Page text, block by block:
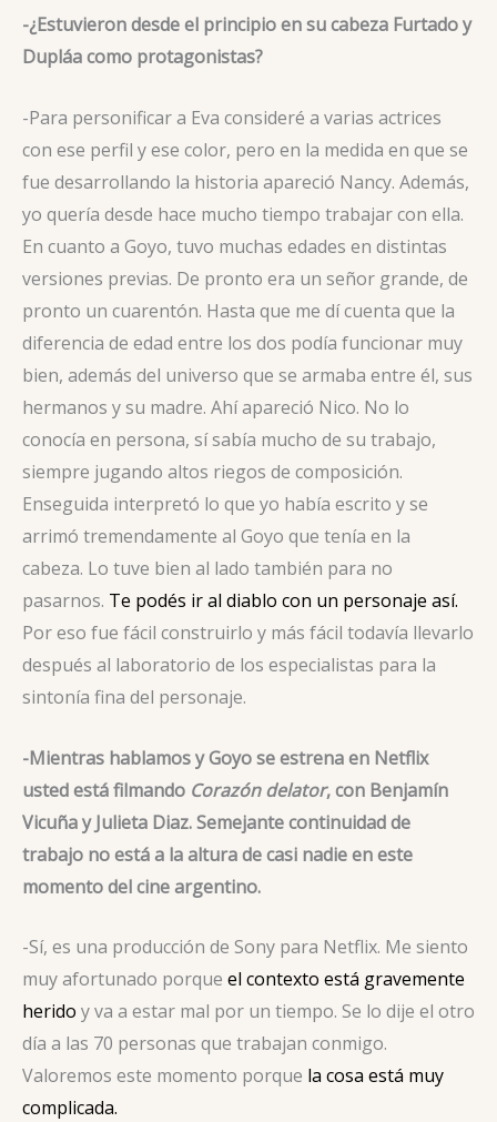
-¿Estuvieron desde el principio en su cabeza Furtado y
Dupláa como protagonistas?
-Para personificar a Eva consideré a varias actrices
con ese perfil y ese color, pero en la medida en que se
fue desarrollando la historia apareció Nancy. Además,
yo quería desde hace mucho tiempo trabajar con ella.
En cuanto a Goyo, tuvo muchas edades en distintas
versiones previas. De pronto era un señor grande, de
pronto un cuarentón. Hasta que me dí cuenta que la
diferencia de edad entre los dos podía funcionar muy
bien, además del universo que se armaba entre él, sus
hermanos y su madre. Ahí apareció Nico. No lo
conocía en persona, sí sabía mucho de su trabajo,
siempre jugando altos riegos de composición.
Enseguida interpretó lo que yo había escrito y se
arrimó tremendamente al Goyo que tenía en la
cabeza. Lo tuve bien al lado también para no
pasarnos. Te podés ir al diablo con un personaje así.
Por eso fue fácil construirlo y más fácil todavía llevarlo
después al laboratorio de los especialistas para la
sintonía fina del personaje.
-Mientras hablamos y Goyo se estrena en Netflix
usted está filmando Corazón delator, con Benjamín
Vicuña y Julieta Diaz. Semejante continuidad de
trabajo no está a la altura de casi nadie en este
momento del cine argentino.
-Sí, es una producción de Sony para Netflix. Me siento
muy afortunado porque el contexto está gravemente
herido y va a estar mal por un tiempo. Se lo dije el otro
día a las 70 personas que trabajan conmigo.
Valoremos este momento porque la cosa está muy
complicada.